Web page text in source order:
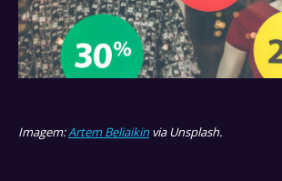
Imagem:Artem Beliaikinvia Unsplash.